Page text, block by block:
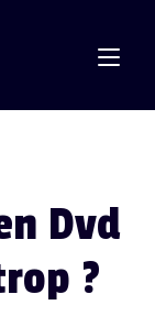
Dvd
?